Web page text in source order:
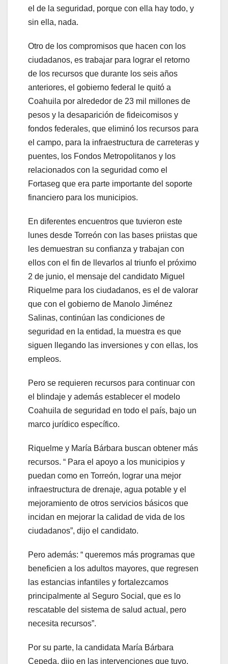
el de la seguridad, porque con ella hay todo, y
sin ella, nada.
Otro de los compromisos que hacen con los
ciudadanos, es trabajar para lograr el retorno
de los recursos que durante los seis años
anteriores, el gobierno federal le quitó a
Coahuila por alrededor de 23 mil millones de
pesos y la desaparición de fideicomisos y
fondos federales, que eliminó los recursos para
el campo, para la infraestructura de carreteras y
puentes, los Fondos Metropolitanos y los
relacionados con la seguridad como el
Fortaseg que era parte importante del soporte
financiero para los municipios.
En diferentes encuentros que tuvieron este
lunes desde Torreón con las bases priistas que
les demuestran su confianza y trabajan con
ellos con el fin de llevarlos al triunfo el próximo
2 de junio, el mensaje del candidato Miguel
Riquelme para los ciudadanos, es el de valorar
que con el gobierno de Manolo Jiménez
Salinas, continúan las condiciones de
seguridad en la entidad, la muestra es que
siguen llegando las inversiones y con ellas, los
empleos.
Pero se requieren recursos para continuar con
el blindaje y además establecer el modelo
Coahuila de seguridad en todo el país, bajo un
marco jurídico específico.
Riquelme y María Bárbara buscan obtener más
recursos. “ Para el apoyo a los municipios y
puedan como en Torreón, lograr una mejor
infraestructura de drenaje, agua potable y el
mejoramiento de otros servicios básicos que
incidan en mejorar la calidad de vida de los
ciudadanos”, dijo el candidato.
Pero además: “ queremos más programas que
beneficien a los adultos mayores, que regresen
las estancias infantiles y fortalezcamos
principalmente al Seguro Social, que es lo
rescatable del sistema de salud actual, pero
necesita recursos”.
Por su parte, la candidata María Bárbara
Cepeda, dijo en las intervenciones que tuvo,